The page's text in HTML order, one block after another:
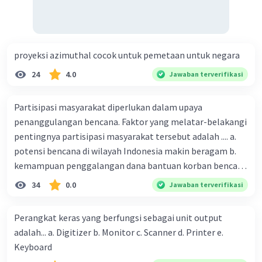
maritim dunia, karena mereka menjadi fondasi penting
bagi konektivitas maritim, ekonomi, dan pertahanan
nasional.
Beri Rating·0.0 (0 ) Balas
proyeksi azimuthal cocok untuk pemetaan untuk negara
24 4.0 Jawaban terverifikasi
Partisipasi masyarakat diperlukan dalam upaya
penanggulangan bencana. Faktor yang melatar-belakangi
pentingnya partisipasi masyarakat tersebut adalah .... a.
potensi bencana di wilayah Indonesia makin beragam b.
kemampuan penggalangan dana bantuan korban bencana
makin tinggi c. pemahaman pendidikan kebencanaan
kepada masyarakat masih rendah d. masyarakat
bencana e. kepercayaan pemerintah bahwa masyarakat
mampu mengatasi bencana
34 0.0 Jawaban terverifikasi
Perangkat keras yang berfungsi sebagai unit output
adalah... a. Digitizer b. Monitor c. Scanner d. Printer e.
Keyboard